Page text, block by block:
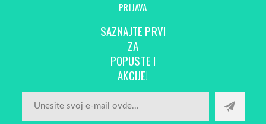
PRIJAVA
SAZNAJTE PRVI
ZA
POPUSTE I
AKCIJE!